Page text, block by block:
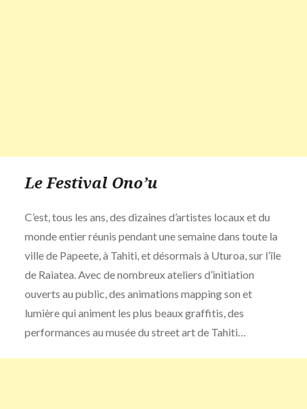
Le Festival Ono’u
C’est, tous les ans, des dizaines d’artistes locaux et du
monde entier réunis pendant une semaine dans toute la
ville de Papeete, à Tahiti, et désormais à Uturoa, sur l’île
de Raiatea. Avec de nombreux ateliers d’initiation
ouverts au public, des animations mapping son et
lumière qui animent les plus beaux graffitis, des
performances au musée du street art de Tahiti…